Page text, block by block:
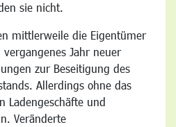
sie nicht.
mittlerweile die Eigentümer
Jahr neuer
zur Beseitigung des
Allerdings ohne das
Ladengeschäfte und
Veränderte